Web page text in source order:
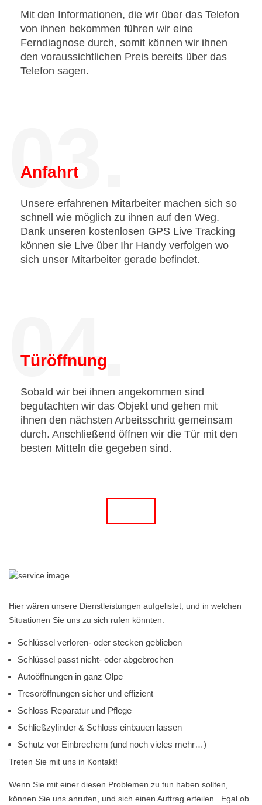
Mit den Informationen, die wir über das Telefon
von ihnen bekommen führen wir eine
Ferndiagnose durch, somit können wir ihnen
den voraussichtlichen Preis bereits über das
Telefon sagen.
03.
Anfahrt
Unsere erfahrenen Mitarbeiter machen sich so
schnell wie möglich zu ihnen auf den Weg.
Dank unseren kostenlosen GPS Live Tracking
können sie Live über Ihr Handy verfolgen wo
sich unser Mitarbeiter gerade befindet.
04.
Türöffnung
Sobald wir bei ihnen angekommen sind
begutachten wir das Objekt und gehen mit
ihnen den nächsten Arbeitsschritt gemeinsam
durch. Anschließend öffnen wir die Tür mit den
besten Mitteln die gegeben sind.
Hier wären unsere Dienstleistungen aufgelistet, und in welchen
Situationen Sie uns zu sich rufen könnten.
Schlüssel verloren- oder stecken geblieben
Schlüssel passt nicht- oder abgebrochen
Autoöffnungen in ganz Olpe
Tresoröffnungen sicher und effizient
Schloss Reparatur und Pflege
Schließzylinder & Schloss einbauen lassen
Schutz vor Einbrechern (und noch vieles mehr…)
Treten Sie mit uns in Kontakt!
Wenn Sie mit einer diesen Problemen zu tun haben sollten,
können Sie uns anrufen, und sich einen Auftrag erteilen. Egal ob